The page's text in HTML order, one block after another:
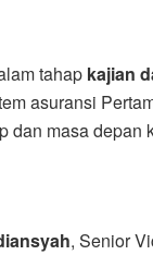
tahap kajian
asuransi
dan masa depan
, Senior